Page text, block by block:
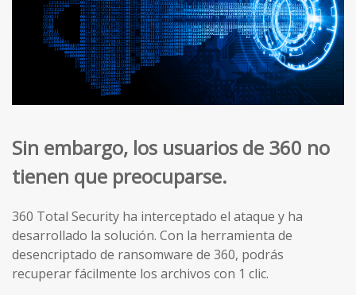
Sin embargo, los usuarios de 360 ​​no
tienen que preocuparse.
360 Total Security ha interceptado el ataque y ha
desarrollado la solución. Con la herramienta de
desencriptado de ransomware de 360, podrás
recuperar fácilmente los archivos con 1 clic.